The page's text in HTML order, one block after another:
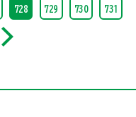
728 729 730 731